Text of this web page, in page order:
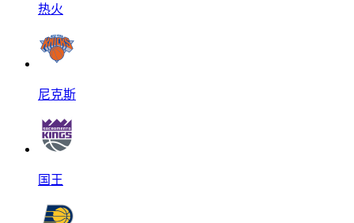
热火
尼克斯
国王